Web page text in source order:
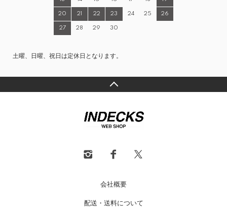
20 21 22 23 24 25 26
27 28 29 30
土曜、日曜、祝日は定休日となります。
会社概要
配送・送料について